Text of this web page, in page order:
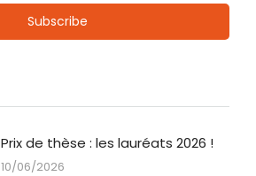
Prix de thèse : les lauréats 2026 !
10/06/2026